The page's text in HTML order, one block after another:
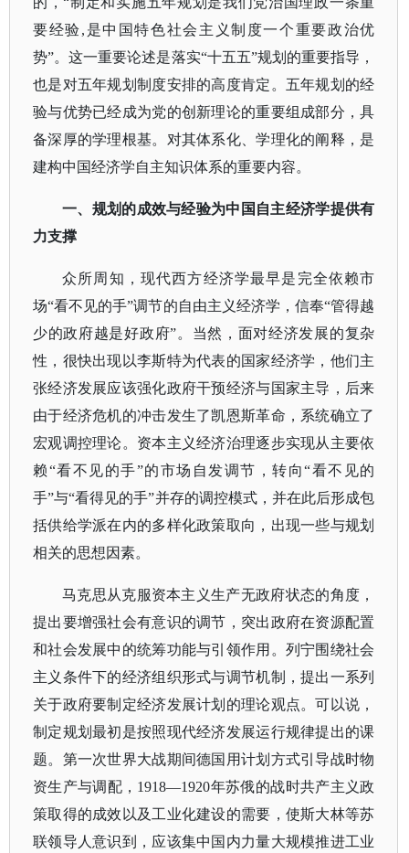
要经验,是中国特色社会主义制度一个重要政治优
势”。这一重要论述是落实“十五五”规划的重要指导，
也是对五年规划制度安排的高度肯定。五年规划的经
验与优势已经成为党的创新理论的重要组成部分，具
备深厚的学理根基。对其体系化、学理化的阐释，是
建构中国经济学自主知识体系的重要内容。
一、规划的成效与经验为中国自主经济学提供有
力支撑
众所周知，现代西方经济学最早是完全依赖市
场“看不见的手”调节的自由主义经济学，信奉“管得越
少的政府越是好政府”。当然，面对经济发展的复杂
性，很快出现以李斯特为代表的国家经济学，他们主
张经济发展应该强化政府干预经济与国家主导，后来
由于经济危机的冲击发生了凯恩斯革命，系统确立了
宏观调控理论。资本主义经济治理逐步实现从主要依
赖“看不见的手”的市场自发调节，转向“看不见的
手”与“看得见的手”并存的调控模式，并在此后形成包
括供给学派在内的多样化政策取向，出现一些与规划
相关的思想因素。
马克思从克服资本主义生产无政府状态的角度，
提出要增强社会有意识的调节，突出政府在资源配置
和社会发展中的统筹功能与引领作用。列宁围绕社会
主义条件下的经济组织形式与调节机制，提出一系列
关于政府要制定经济发展计划的理论观点。可以说，
制定规划最初是按照现代经济发展运行规律提出的课
题。第一次世界大战期间德国用计划方式引导战时物
资生产与调配， 1918—1920年苏俄的战时共产主义政
策取得的成效以及工业化建设的需要，使斯大林等苏
联领导人意识到，应该集中国内力量大规模推进工业